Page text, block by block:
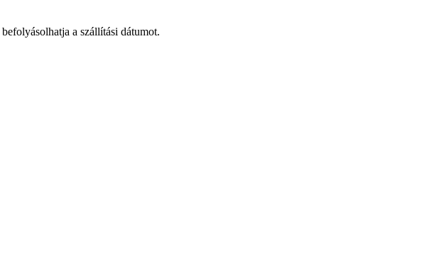
a szállítási dátumot.